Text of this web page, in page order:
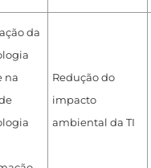
da
na
Redução do
impacto
ambiental da TI